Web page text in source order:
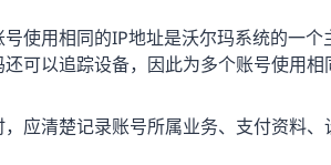
号使用相同的IP地址是沃尔玛系统的一个
还可以追踪设备，因此为多个账号使用
应清楚记录账号所属业务、支付资料